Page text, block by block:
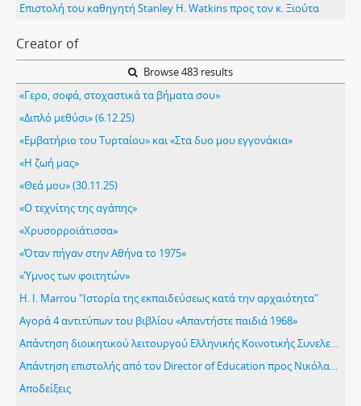
Επιστολή του καθηγητή Stanley H. Watkins προς τον κ. Ξιούτα
Creator of
Browse 483 results
«Γερο, σοφά, στοχαστικά τα βήματα σου»
«Διπλό μεθύσι» (6.12.25)
«Εμβατήριο του Τυρταίου» και «Στα δυο μου εγγονάκια»
«Η ζωή μας»
«Θεά μου» (30.11.25)
«Ο τεχνίτης της αγάπης»
«Χρυσορροϊάτισσα»
«Όταν πήγαν στην Αθήνα το 1975»
«Ύμνος των φοιτητών»
H. I. Marrou "Ιστορία της εκπαιδεύσεως κατά την αρχαιότητα"
Αγορά 4 αντιτύπων του βιβλίου «Απαντήστε παιδιά 1968»
Απάντηση διοικητικού λειτουργού Ελληνικής Κοινοτικής Συνελεύσεως 30.3.1965
Απάντηση επιστολής από τον Director of Education προς Νικόλαο Ξιούτα 2.6.1934
Αποδείξεις